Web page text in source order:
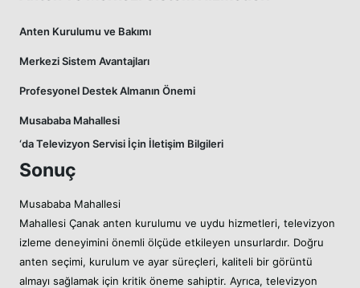
Anten Kurulumu ve Bakımı
Merkezi Sistem Avantajları
Profesyonel Destek Almanın Önemi
Musababa Mahallesi
‘da Televizyon Servisi İçin İletişim Bilgileri
Sonuç
Musababa Mahallesi
Mahallesi Çanak anten kurulumu ve uydu hizmetleri, televizyon
izleme deneyimini önemli ölçüde etkileyen unsurlardır. Doğru
anten seçimi, kurulum ve ayar süreçleri, kaliteli bir görüntü
almayı sağlamak için kritik öneme sahiptir. Ayrıca, televizyon